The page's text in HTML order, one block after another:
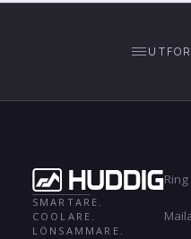
SMARTARE.
COOLARE.
LÖNSAMMARE.